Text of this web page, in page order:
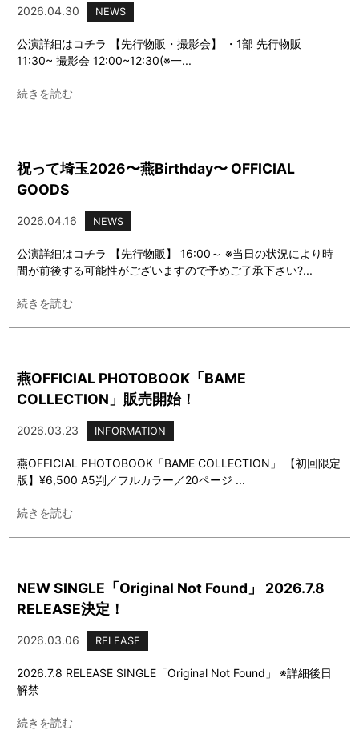
2026.04.30 NEWS
公演詳細はコチラ 【先行物販・撮影会】 ・1部 先行物販
11:30~ 撮影会 12:00~12:30(※一...
続きを読む
祝って埼玉2026〜燕Birthday〜 OFFICIAL
GOODS
2026.04.16 NEWS
公演詳細はコチラ 【先行物販】 16:00～ ※当日の状況により時
間が前後する可能性がございますので予めご了承下さい?...
続きを読む
燕OFFICIAL PHOTOBOOK「BAME
COLLECTION」販売開始！
2026.03.23 INFORMATION
燕OFFICIAL PHOTOBOOK「BAME COLLECTION」 【初回限定
版】¥6,500 A5判／フルカラー／20ページ ...
続きを読む
NEW SINGLE「Original Not Found」 2026.7.8
RELEASE決定！
2026.03.06 RELEASE
2026.7.8 RELEASE SINGLE「Original Not Found」 ※詳細後日
解禁
続きを読む